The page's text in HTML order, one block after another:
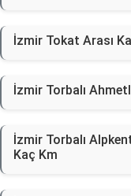
İzmir Tokat Arası
İzmir Torbalı
İzmir Torbalı
Kaç Km